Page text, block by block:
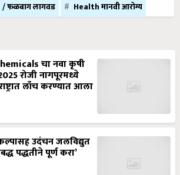
फळबाग लागवड
Health मानवी आरोग्य
चा नवा कृषी
रोजी नागपूरमध्ये
लाँच करण्यात आला
उदंचन जलविद्युत
पद्धतीने पूर्ण करा’